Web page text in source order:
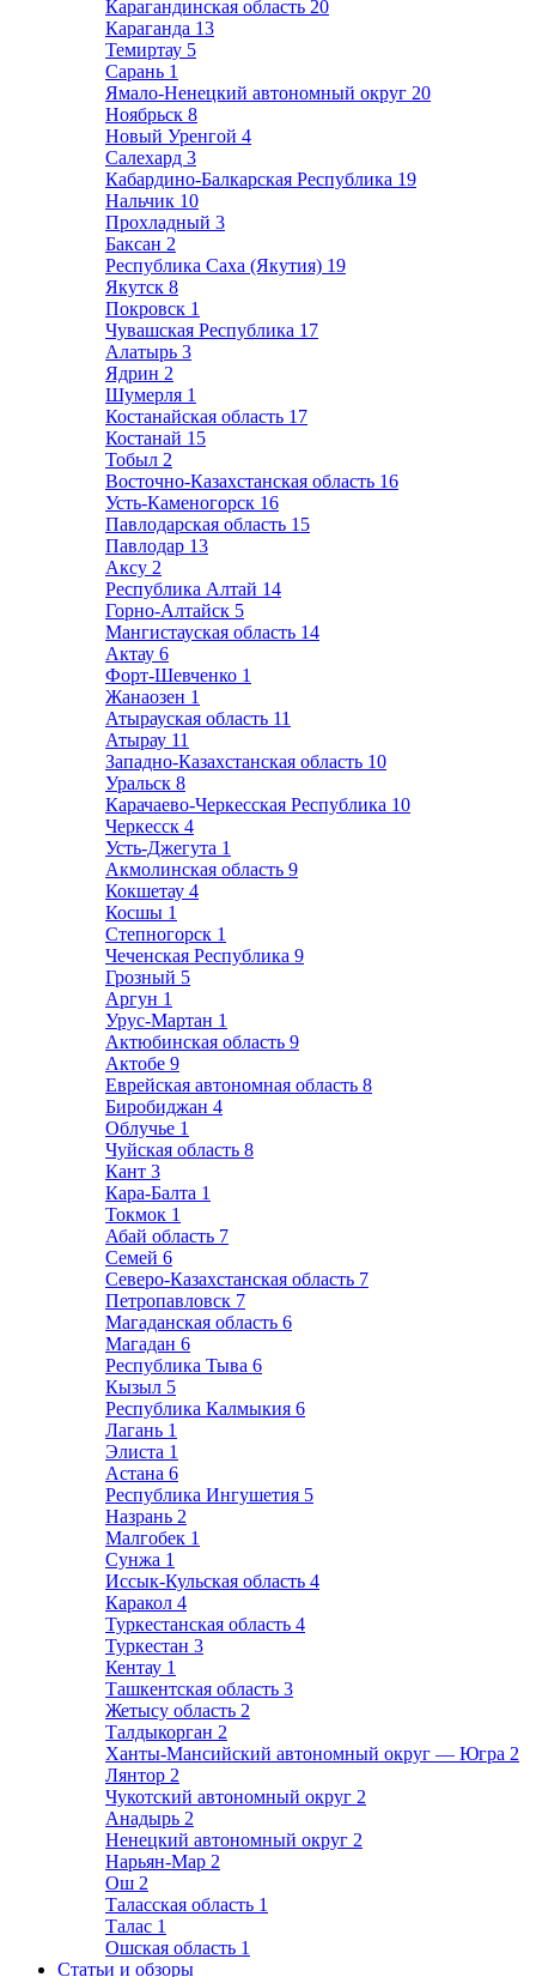
Карагандинская область 20
Караганда 13
Темиртау 5
Сарань 1
Ямало-Ненецкий автономный округ 20
Ноябрьск 8
Новый Уренгой 4
Салехард 3
Кабардино-Балкарская Республика 19
Нальчик 10
Прохладный 3
Баксан 2
Республика Саха (Якутия) 19
Якутск 8
Покровск 1
Чувашская Республика 17
Алатырь 3
Ядрин 2
Шумерля 1
Костанайская область 17
Костанай 15
Тобыл 2
Восточно-Казахстанская область 16
Усть-Каменогорск 16
Павлодарская область 15
Павлодар 13
Аксу 2
Республика Алтай 14
Горно-Алтайск 5
Мангистауская область 14
Актау 6
Форт-Шевченко 1
Жанаозен 1
Атырауская область 11
Атырау 11
Западно-Казахстанская область 10
Уральск 8
Карачаево-Черкесская Республика 10
Черкесск 4
Усть-Джегута 1
Акмолинская область 9
Кокшетау 4
Косшы 1
Степногорск 1
Чеченская Республика 9
Грозный 5
Аргун 1
Урус-Мартан 1
Актюбинская область 9
Актобе 9
Еврейская автономная область 8
Биробиджан 4
Облучье 1
Чуйская область 8
Кант 3
Кара-Балта 1
Токмок 1
Абай область 7
Семей 6
Северо-Казахстанская область 7
Петропавловск 7
Магаданская область 6
Магадан 6
Республика Тыва 6
Кызыл 5
Республика Калмыкия 6
Лагань 1
Элиста 1
Астана 6
Республика Ингушетия 5
Назрань 2
Малгобек 1
Сунжа 1
Иссык-Кульская область 4
Каракол 4
Туркестанская область 4
Туркестан 3
Кентау 1
Ташкентская область 3
Жетысу область 2
Талдыкорган 2
Ханты-Мансийский автономный округ — Югра 2
Лянтор 2
Чукотский автономный округ 2
Анадырь 2
Ненецкий автономный округ 2
Нарьян-Мар 2
Ош 2
Таласская область 1
Талас 1
Ошская область 1
Статьи и обзоры